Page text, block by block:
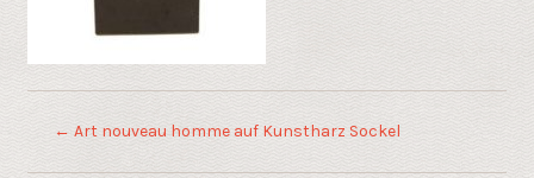
← Art nouveau homme auf Kunstharz Sockel